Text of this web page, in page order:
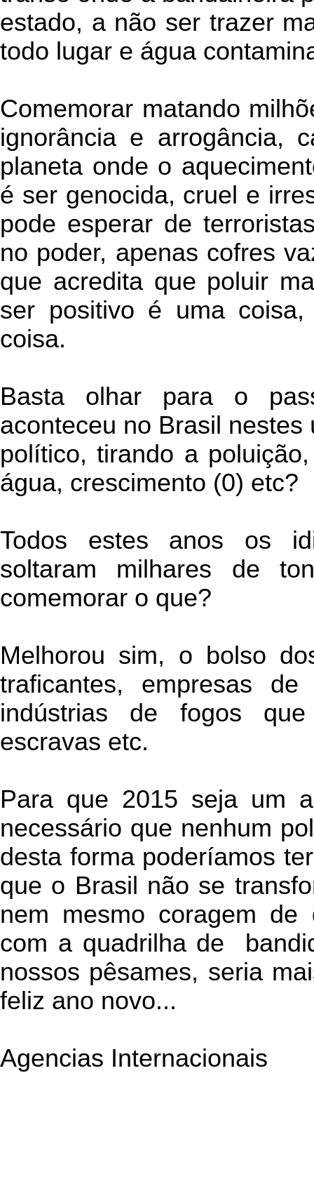
estado, a não ser trazer
todo lugar e água
Comemorar matando
ignorância e arrogância,
planeta onde o
é ser genocida, cruel e
pode esperar de
no poder, apenas cofres
que acredita que poluir
ser positivo é uma
coisa.
Basta olhar para o
aconteceu no Brasil
político, tirando a
água, crescimento (0) etc?
Todos estes anos os
soltaram milhares de
comemorar o que?
Melhorou sim, o bolso
traficantes, empresas
indústrias de fogos
escravas etc.
Para que 2015 seja um
necessário que nenhum
desta forma poderíamos
que o Brasil não se
nem mesmo coragem
com a quadrilha de
nossos pêsames, seria
feliz ano novo...
Agencias Internacionais